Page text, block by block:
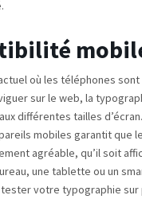
où les téléphones
sur le web, la
différentes tailles
mobiles garantit que
agréable, qu’il soit
une tablette ou un
tester votre typographie sur